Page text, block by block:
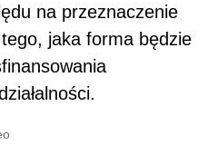
na przeznaczenie
jaka forma będzie